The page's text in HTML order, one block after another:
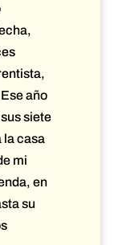
año
siete
la casa
mi
en
su